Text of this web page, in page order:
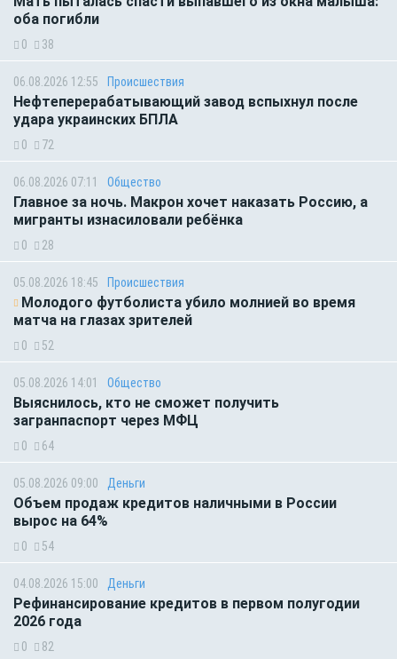
оба погибли
0 38
06.08.2026 12:55 Происшествия
Нефтеперерабатывающий завод вспыхнул после
удара украинских БПЛА
0 72
06.08.2026 07:11 Общество
Главное за ночь. Макрон хочет наказать Россию, а
мигранты изнасиловали ребёнка
0 28
05.08.2026 18:45 Происшествия
Молодого футболиста убило молнией во время
матча на глазах зрителей
0 52
05.08.2026 14:01 Общество
Выяснилось, кто не сможет получить
загранпаспорт через МФЦ
0 64
05.08.2026 09:00 Деньги
Объем продаж кредитов наличными в России
вырос на 64%
0 54
04.08.2026 15:00 Деньги
Рефинансирование кредитов в первом полугодии
2026 года
0 82